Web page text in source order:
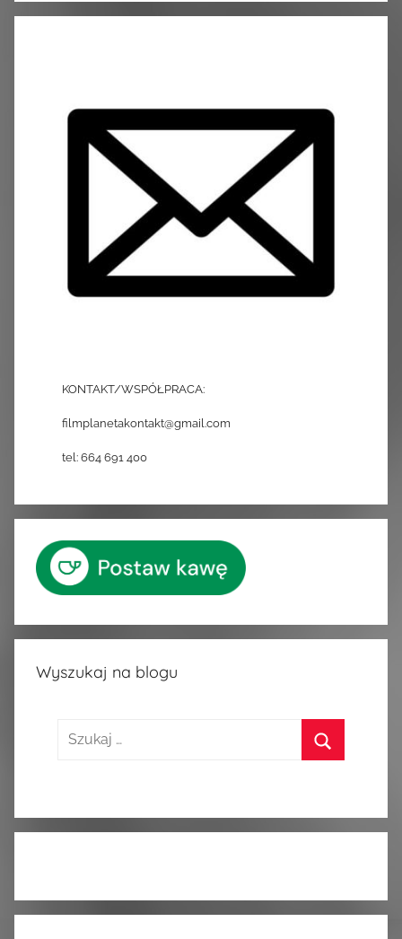
KONTAKT/WSPÓŁPRACA:
filmplanetakontakt@gmail.com
tel: 664 691 400
Wyszukaj na blogu
Szukaj: